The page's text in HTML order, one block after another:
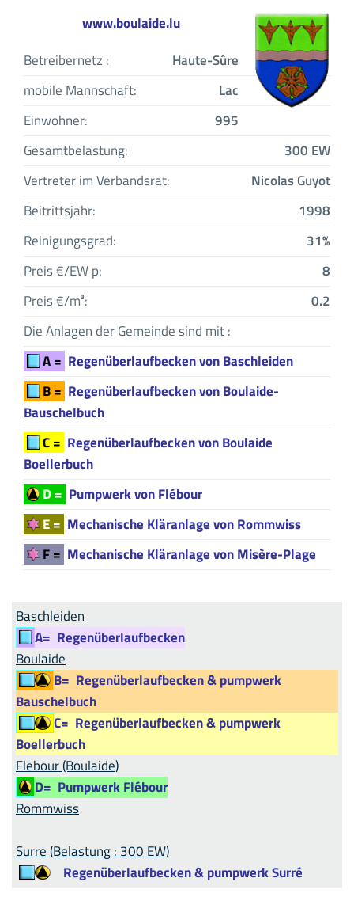
www.boulaide.lu
Betreibernetz :
Haute-Sûre
mobile Mannschaft:
Lac
Einwohner:
995
Gesamtbelastung:
300 EW
Vertreter im Verbandsrat:
Nicolas Guyot
Beitrittsjahr:
1998
Reinigungsgrad:
31%
Preis €/EW p:
8
Preis €/m³:
0.2
Die Anlagen der Gemeinde sind mit :
A = Regenüberlaufbecken von Baschleiden
B = Regenüberlaufbecken von Boulaide-
Bauschelbuch
C = Regenüberlaufbecken von Boulaide
Boellerbuch
D = Pumpwerk von Flébour
E = Mechanische Kläranlage von Rommwiss
F = Mechanische Kläranlage von Misère-Plage
Baschleiden
A= Regenüberlaufbecken
Boulaide
B= Regenüberlaufbecken & pumpwerk
Bauschelbuch
C= Regenüberlaufbecken & pumpwerk
Boellerbuch
Flebour (Boulaide)
D= Pumpwerk Flébour
Rommwiss
Surre (Belastung : 300 EW)
Regenüberlaufbecken & pumpwerk Surré